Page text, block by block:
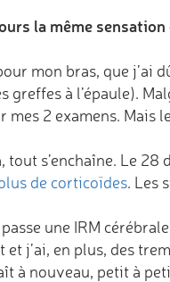
la même
mon bras, que j’ai
greffes à l’épaule).
2 examens. Mais
s’enchaîne. Le 28
de corticoïdes. Les
une IRM cérébrale
j’ai, en plus, des
à nouveau, petit à